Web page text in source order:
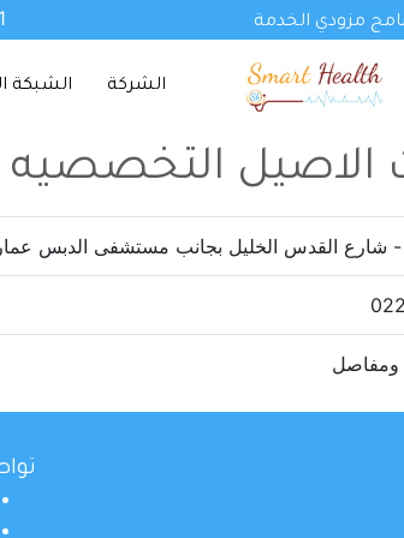
مزودي الخدمة
الشركة الشبكة
الاصيل التخصصيه
شارع القدس الخليل بجانب مستشفى الدبس
ومفاصل